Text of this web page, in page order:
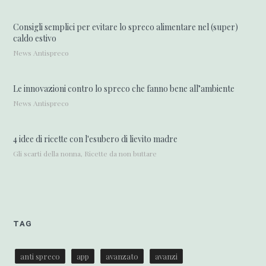
Consigli semplici per evitare lo spreco alimentare nel (super)
caldo estivo
News Antispreco
Le innovazioni contro lo spreco che fanno bene all’ambiente
News Antispreco
4 idee di ricette con l'esubero di lievito madre
Gli scarti della nonna, Ricette da non buttare
TAG
anti spreco app avanzato avanzi